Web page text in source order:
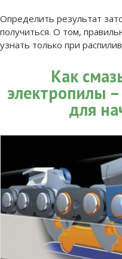
Определить результат
получиться. О том,
узнать только при
Как
электропилы
для